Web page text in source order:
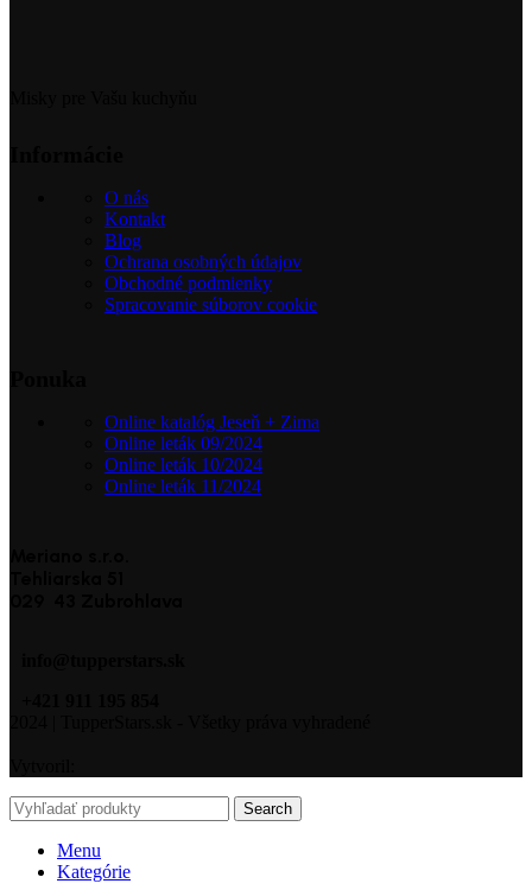
O nás
Kontakt
Blog
Ochrana osobných údajov
Obchodné podmienky
Spracovanie súborov cookie
Online katalóg Jeseň + Zima
Online leták 09/2024
Online leták 10/2024
Online leták 11/2024
Search
Menu
Kategórie